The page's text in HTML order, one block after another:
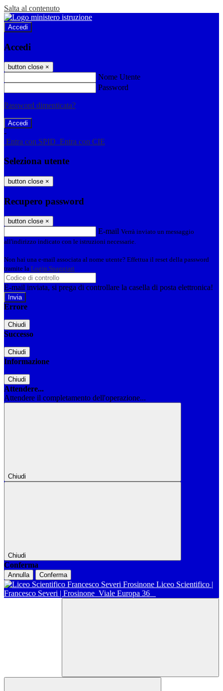
Salta al contenuto
Accedi
Accedi
button close ×
Nome Utente
Password
Password dimenticata?
-
Entra con SPID Entra con CIE
Seleziona utente
button close ×
Recupero password
button close ×
E-mail Verrà inviato un messaggio
all'indirizzo indicato con le istruzioni necessarie.
Non hai una e-mail associata al nome utente? Effettua il reset della password
tramite la Login Spaggiari
E-mail inviata, si prega di controllare la casella di posta elettronica!
Errore
Chiudi
Successo
Chiudi
Informazione
Chiudi
Attendere...
Attendere il completamento dell'operazione...
Chiudi
Chiudi
Conferma
Annulla Conferma
Liceo Scientifico |
Francesco Severi | Frosinone Viale Europa 36